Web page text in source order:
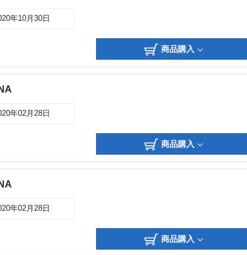
年10月30日
商品購入
年02月28日
商品購入
年02月28日
商品購入